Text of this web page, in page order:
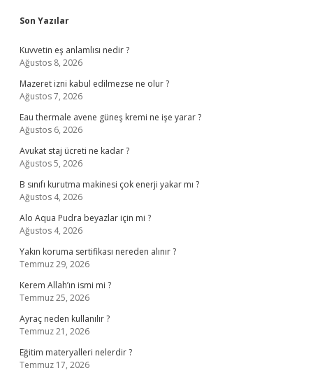
Sidebar
Son Yazılar
Kuvvetin eş anlamlısı nedir ?
Ağustos 8, 2026
Mazeret izni kabul edilmezse ne olur ?
Ağustos 7, 2026
Eau thermale avene güneş kremi ne işe yarar ?
Ağustos 6, 2026
Avukat staj ücreti ne kadar ?
Ağustos 5, 2026
B sınıfı kurutma makinesi çok enerji yakar mı ?
Ağustos 4, 2026
Alo Aqua Pudra beyazlar için mi ?
Ağustos 4, 2026
Yakın koruma sertifikası nereden alınır ?
Temmuz 29, 2026
Kerem Allah’ın ismi mi ?
Temmuz 25, 2026
Ayraç neden kullanılır ?
Temmuz 21, 2026
Eğitim materyalleri nelerdir ?
Temmuz 17, 2026